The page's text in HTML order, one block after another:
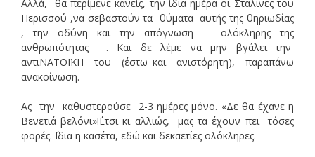
Αλλά, θα περίμενε κανείς, την ίδια ημέρα οι Σταλίνες του
Περισσού ,να σεβαστούν τα θύματα αυτής της θηριωδίας
, την οδύνη και την απόγνωση ολόκληρης της
ανθρωπότητας . Και δε λέμε να μην βγάλει την
αντιΝΑΤΟΪΚΗ του (έστω και ανιστόρητη), παραπάνω
ανακοίνωση.
Ας την καθυστερούσε 2-3 ημέρες μόνο. «Δε θα έχανε η
Βενετιά βελόνι»!΄Ετσι κι αλλιώς, μας τα έχουν πει τόσες
φορές. ΄Ιδια η κασέτα, εδώ και δεκαετίες ολόκληρες.